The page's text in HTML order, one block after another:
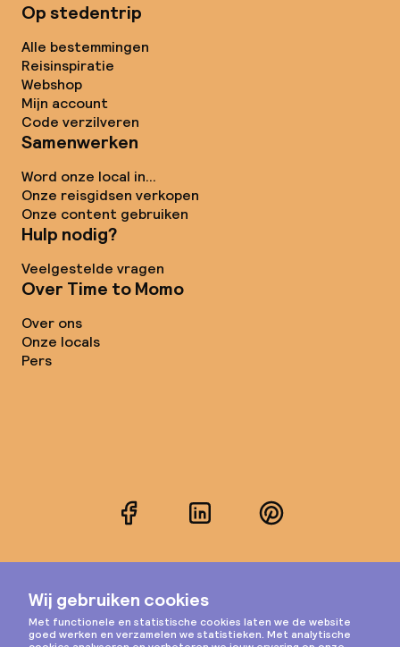
Op stedentrip
Alle bestemmingen
Reisinspiratie
Webshop
Mijn account
Code verzilveren
Samenwerken
Word onze local in...
Onze reisgidsen verkopen
Onze content gebruiken
Hulp nodig?
Veelgestelde vragen
Over Time to Momo
Over ons
Onze locals
Pers
FacebookLinkedInPinterest
Instagram